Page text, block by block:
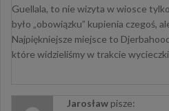
Guellala, to nie wizyta w wiosce
było „obowiązku” kupienia czegoś,
Najpiękniejsze miejsce to
które widzieliśmy w trakcie wycieczki
Jarosław pisze: